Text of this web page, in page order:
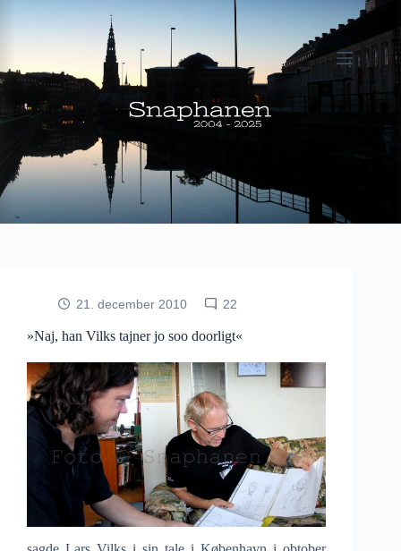
21. december 2010 22
»Naj, han Vilks tajner jo soo doorligt«